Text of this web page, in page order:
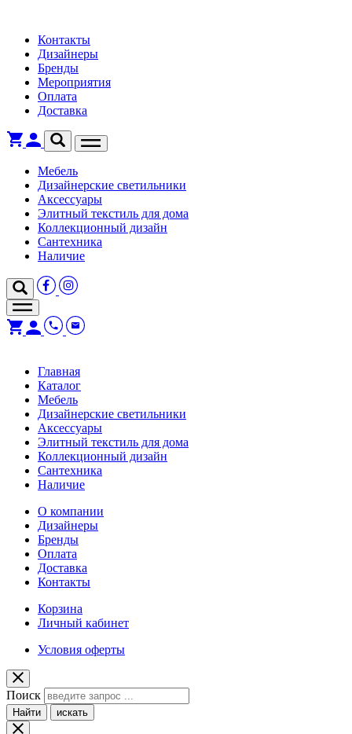
Контакты
Дизайнеры
Бренды
Мероприятия
Оплата
Доставка
Мебель
Дизайнерские светильники
Аксессуары
Элитный текстиль для дома
Коллекционный дизайн
Сантехника
Наличие
Главная
Каталог
Мебель
Дизайнерские светильники
Аксессуары
Элитный текстиль для дома
Коллекционный дизайн
Сантехника
Наличие
О компании
Дизайнеры
Бренды
Оплата
Доставка
Контакты
Корзина
Личный кабинет
Условия оферты
Поиск
Найти искать